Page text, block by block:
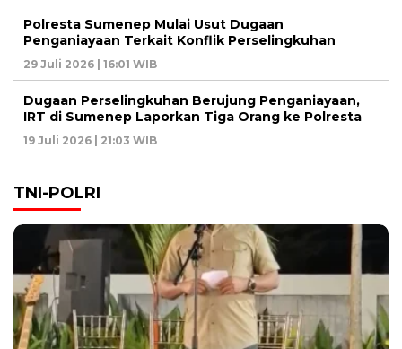
Polresta Sumenep Mulai Usut Dugaan
Penganiayaan Terkait Konflik Perselingkuhan
29 Juli 2026 | 16:01 WIB
Dugaan Perselingkuhan Berujung Penganiayaan,
IRT di Sumenep Laporkan Tiga Orang ke Polresta
19 Juli 2026 | 21:03 WIB
TNI-POLRI